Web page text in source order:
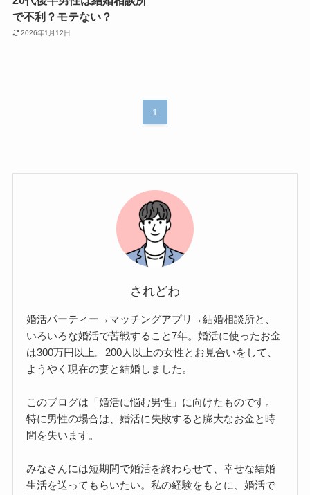
で不利？モテない？
2026年1月12日
1
されどわ
婚活パーティー→マッチングアプリ→結婚相談所と、
いろいろな婚活で苦戦すること7年。婚活に使ったお金
は300万円以上。200人以上の女性とお見合いをして、
ようやく現在の妻と結婚しました。
このブログは「婚活に悩む男性」に向けたものです。
特に男性の場合は、婚活に失敗すると膨大なお金と時
間を失います。
みなさんには短期間で婚活を終わらせて、幸せな結婚
生活を送ってもらいたい。私の経験をもとに、婚活で